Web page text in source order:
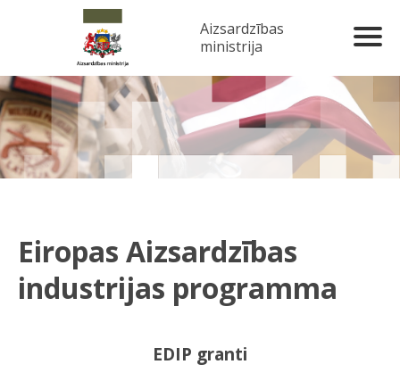
Aizsardzības
ministrija
Eiropas Aizsardzības
industrijas programma
EDIP granti